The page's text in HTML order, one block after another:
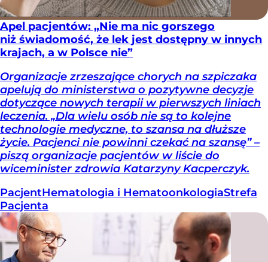
Apel pacjentów: „Nie ma nic gorszego
niż świadomość, że lek jest dostępny w innych
krajach, a w Polsce nie”
Organizacje zrzeszające chorych na szpiczaka
apelują do ministerstwa o pozytywne decyzje
dotyczące nowych terapii w pierwszych liniach
leczenia. „Dla wielu osób nie są to kolejne
technologie medyczne, to szansa na dłuższe
życie. Pacjenci nie powinni czekać na szansę” –
piszą organizacje pacjentów w liście do
wiceminister zdrowia Katarzyny Kacperczyk.
PacjentHematologia i HematoonkologiaStrefa
Pacjenta